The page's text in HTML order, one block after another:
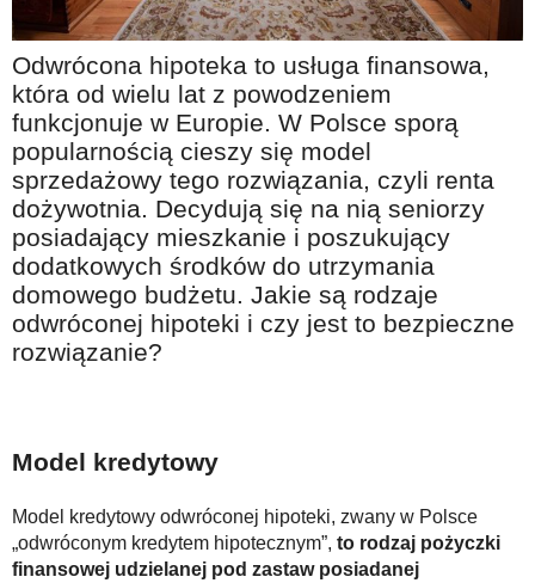
Na wesoło
Hobby i pasje
Żyj aktywnie
60plus - najcenniejsi klienci
Dobra opieka
Warto naśladować
Coś dla ducha
Smacznie i zdrowo
O finansach i społeczeństwie - edukacja nie tylko dla 60plus
Z internetem za pan brat
Bezpiecznie i w zgodzie z prawem
Odwrócona hipoteka to usługa finansowa,
która od wielu lat z powodzeniem
funkcjonuje w Europie. W Polsce sporą
popularnością cieszy się model
sprzedażowy tego rozwiązania, czyli renta
dożywotnia. Decydują się na nią seniorzy
posiadający mieszkanie i poszukujący
dodatkowych środków do utrzymania
domowego budżetu. Jakie są rodzaje
odwróconej hipoteki i czy jest to bezpieczne
rozwiązanie?
Model kredytowy
Model kredytowy odwróconej hipoteki, zwany w Polsce
„odwróconym kredytem hipotecznym”, to rodzaj pożyczki
finansowej udzielanej pod zastaw posiadanej